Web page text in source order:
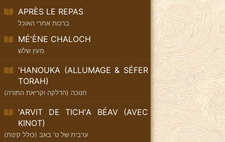
APRÈS LE REPAS
ברכות אחרי האוכל
MÉ'ÈNE CHALOCH
מעין שלש
'HANOUKA (ALLUMAGE & SÉFER
TORAH)
חנוכה (הדלקה וקריאת התורה)
'ARVIT DE TICH'A BÉAV (AVEC
KINOT)
ערבית של ט' באב (כולל קינות)